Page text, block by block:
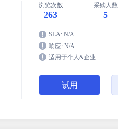
浏览次数
263
采购人数
5
SLA: N/A
响应: N/A
适用于个人&企业
试用